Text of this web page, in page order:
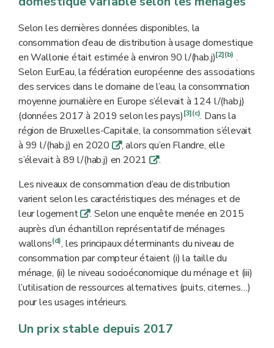
Selon les dernières données disponibles, la
consommation d’eau de distribution à usage domestique
en Wallonie était estimée à environ 90 l/(hab.j)[2](b) .
Selon EurEau, la fédération européenne des associations
des services dans le domaine de l’eau, la consommation
moyenne journalière en Europe s’élevait à 124 l/(hab.j)
(données 2017 à 2019 selon les pays)[3](c). Dans la
région de Bruxelles-Capitale, la consommation s’élevait
à 99 l/(hab.j) en 2020 q, alors qu’en Flandre, elle
s’élevait à 89 l/(hab.j) en 2021q.
Les niveaux de consommation d’eau de distribution
varient selon les caractéristiques des ménages et de
leur logementq. Selon une enquête menée en 2015
auprès d’un échantillon représentatif de ménages
wallons(d), les principaux déterminants du niveau de
consommation par compteur étaient (i) la taille du
ménage, (ii) le niveau socioéconomique du ménage et (iii)
l’utilisation de ressources alternatives (puits, citernes…)
pour les usages intérieurs.
Un prix stable depuis 2017